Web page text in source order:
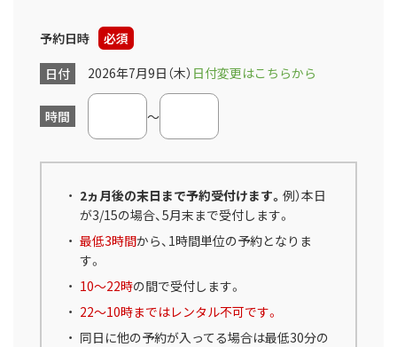
予約日時
必須
日付
2026年7月9日（木） 日付変更はこちらから
時間 ～
2ヵ月後の末日まで予約受付けます。 例）本日
が3/15の場合、5月末まで受付します。
最低3時間から、1時間単位の予約となりま
す。
10～22時の間で受付します。
22～10時まではレンタル不可です。
同日に他の予約が入ってる場合は最低30分の